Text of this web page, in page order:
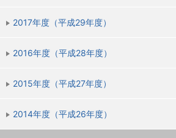
2017年度（平成29年度）
2016年度（平成28年度）
2015年度（平成27年度）
2014年度（平成26年度）